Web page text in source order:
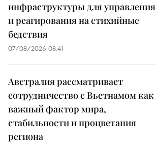
инфраструктуры для управления
и реагирования на стихийные
бедствия
07/08/2026 08:41
Австралия рассматривает
сотрудничество с Вьетнамом как
важный фактор мира,
стабильности и процветания
региона